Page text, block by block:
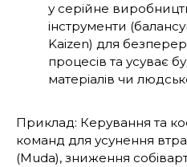
у серійне
інструменти
Kaizen) для
процесів та усуває
матеріалів чи
Приклад: Керування та
команд для усунення
(Muda), зниження